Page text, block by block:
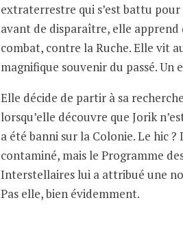
extraterrestre qui s’est battu
avant de disparaître, elle apprend
combat, contre la Ruche. Elle vit
magnifique souvenir du passé. Un
Elle décide de partir à sa
lorsqu’elle découvre que Jorik
a été banni sur la Colonie. Le hic
contaminé, mais le Programme
Interstellaires lui a attribué une
Pas elle, bien évidemment.